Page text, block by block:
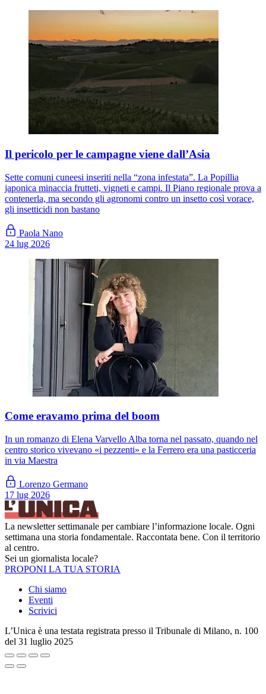
Il pericolo per le campagne viene dall’Asia
Sette comuni cuneesi inseriti nella “zona infestata”. La Popillia
japonica minaccia frutteti, vigneti e campi. Il Piano regionale prova a
contenerla, ma secondo gli agronomi contro un insetto così vorace,
gli insetticidi non bastano
Paola Nano
24 lug 2026
Come eravamo prima del boom
In un romanzo di Elena Varvello Alba torna nel passato, quando nel
centro storico vivevano «i pezzenti» e la Ferrero era una pasticceria
in via Maestra
Lorenzo Germano
17 lug 2026
La newsletter settimanale per cambiare l’informazione locale. Ogni
settimana una storia fondamentale. Raccontata bene. Con il territorio
al centro.
Sei un giornalista locale?
PROPONI LA TUA STORIA
Chi siamo
Eventi
Scrivici
L’Unica è una testata registrata presso il Tribunale di Milano, n. 100
del 31 luglio 2025